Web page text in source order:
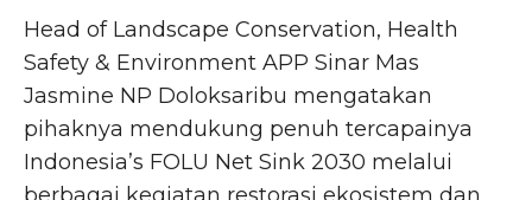
Head of Landscape Conservation, Health
Safety & Environment APP Sinar Mas
Jasmine NP Doloksaribu mengatakan
pihaknya mendukung penuh tercapainya
Indonesia’s FOLU Net Sink 2030 melalui